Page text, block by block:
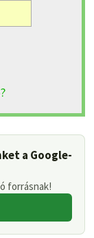
a Google-
forrásnak!